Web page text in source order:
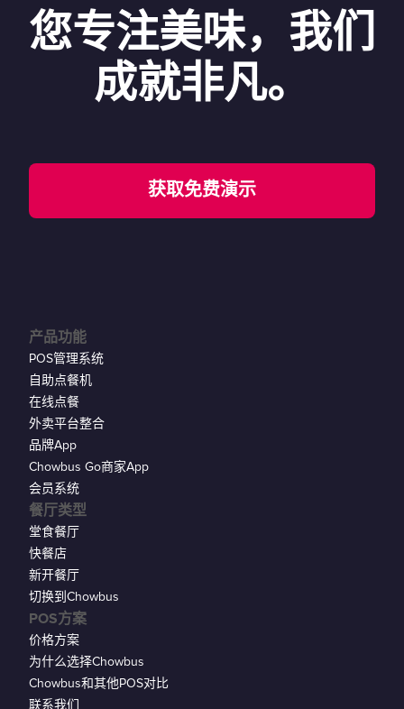
您专注美味，我们
成就非凡。
获取免费演示
产品功能
POS管理系统
自助点餐机
在线点餐
外卖平台整合
品牌App
Chowbus Go商家App
会员系统
餐厅类型
堂食餐厅
快餐店
新开餐厅
切换到Chowbus
POS方案
价格方案
为什么选择Chowbus
Chowbus和其他POS对比
联系我们